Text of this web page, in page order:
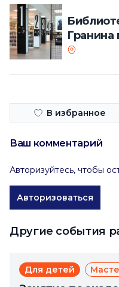
Гранина
В избранное
Ваш комментарий
Авторизуйтесь, чтобы
Авторизоваться
Другие события
Для детей